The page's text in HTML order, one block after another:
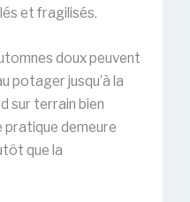
et fragilisés.
doux peuvent
potager jusqu’à la
sur terrain bien
pratique demeure
que la